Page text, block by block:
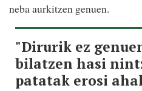
neba aurkitzen genuen.
"Dirurik ez
bilatzen hasi
patatak erosi